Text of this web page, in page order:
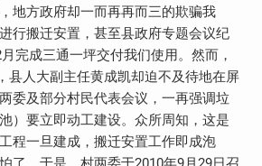
地方政府却一而再再而三的欺骗我
行搬迁安置，甚至县政府专题会议纪
完成三通一坪交付我们使用。然而，
县人大副主任黄成凯却迫不及待地在屏
委及部分村民代表会议，一再强调垃
）要立即动工建设。众所周知，这是
程一旦建成，搬迁安置工作即成泡